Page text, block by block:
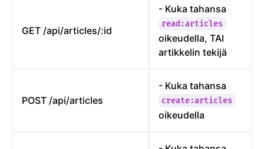
GET /api/articles/:id
- Kuka tahansa
read:articles
oikeudella, TAI
artikkelin tekijä
POST /api/articles
- Kuka tahansa
create:articles
oikeudella